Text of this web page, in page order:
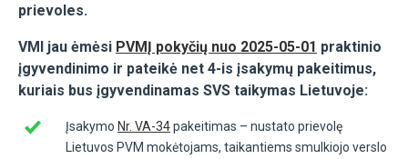
prievoles.
VMI jau ėmėsi PVMĮ pokyčių nuo 2025-05-01 praktinio
įgyvendinimo ir pateikė net 4-is įsakymų pakeitimus,
kuriais bus įgyvendinamas SVS taikymas Lietuvoje:
Įsakymo Nr. VA-34pakeitimas – nustato prievolę
Lietuvos PVM mokėtojams, taikantiems smulkiojo verslo